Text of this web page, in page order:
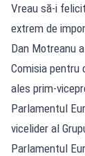
Vreau să-i
extrem de
Dan Motreanu
Comisia pentru
ales prim-
Parlamentul
vicelider al
Parlamentul